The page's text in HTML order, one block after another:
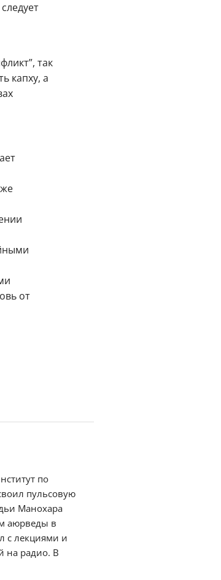
так
капху, а
от
по
пульсовую
Манохара
аюрведы в
с лекциями и
на радио. В